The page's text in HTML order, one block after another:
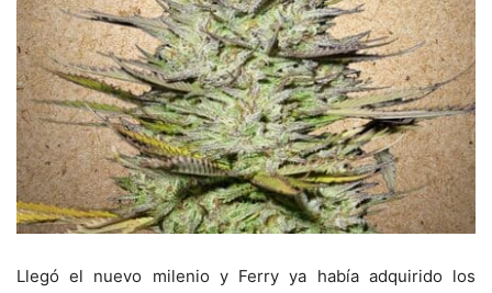
Llegó el nuevo milenio y Ferry ya había adquirido los